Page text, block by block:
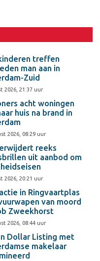
treffen
man aan in
Zuid
2026, 21:37 uur
acht woningen
huis na brand in
2026, 08:29 uur
reeks
uit aanbod om
2026, 20:21 uur
in Ringvaartplas
van moord
Zweekhorst
2026, 08:44 uur
Dollar Listing met
makelaar